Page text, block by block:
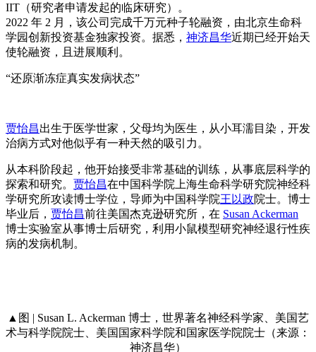
IIT（研究者申请发起的临床研究）。
2022 年 2 月，该公司完成千万元种子轮融资，由北京生命科
学园创新投资基金独家投资。据悉， 神济昌华近期已经开始天
使轮融资，且进展顺利。
“还原渐冻症真实发病状态”
贾怡昌出生于医学世家，父母均为医生，从小耳濡目染，开发
治病方式对他似乎有一种天然的吸引力。
从本科阶段起，他开始接受非常基础的训练，从事底层科学的
探索和研究。 贾怡昌在中国科学院上海生命科学研究院神经科
学研究所攻读博士学位，导师为中国科学院王以政院士。博士
毕业后， 贾怡昌前往美国杰克逊研究所，在 Susan Ackerman
博士实验室从事博士后研究，利用小鼠模型研究神经退行性疾
病的发病机制。
▲图 | Susan L. Ackerman 博士，世界著名神经科学家、美国艺
术与科学院院士、美国国家科学院和国家医学院院士（来源：
神济昌华）